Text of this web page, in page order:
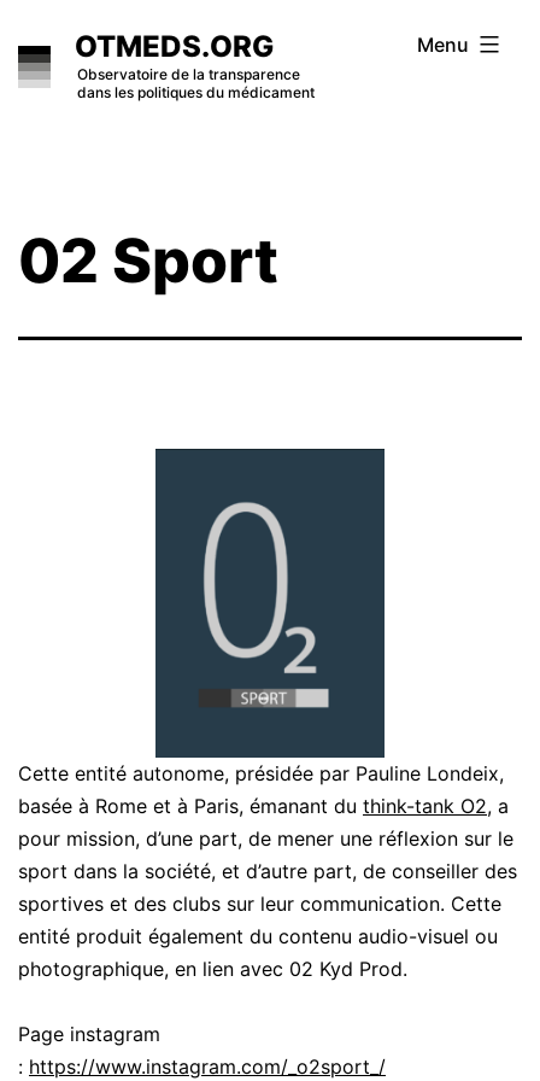
to
content
OTMEDS.ORG
Observatoire de la transparence
dans les politiques du médicament
Menu
02 Sport
Cette entité autonome, présidée par Pauline Londeix,
basée à Rome et à Paris, émanant du think-tank O2, a
pour mission, d’une part, de mener une réflexion sur le
sport dans la société, et d’autre part, de conseiller des
sportives et des clubs sur leur communication. Cette
entité produit également du contenu audio-visuel ou
photographique, en lien avec 02 Kyd Prod.
Page instagram
: https://www.instagram.com/_o2sport_/